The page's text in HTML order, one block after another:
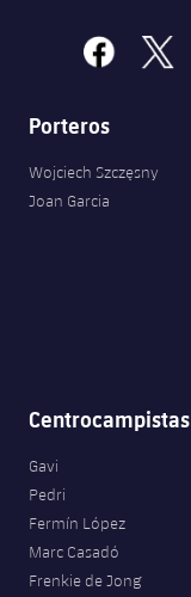
facebook
x
Porteros
Wojciech Szczęsny
Joan Garcia
Centrocampistas
Gavi
Pedri
Fermín López
Marc Casadó
Frenkie de Jong